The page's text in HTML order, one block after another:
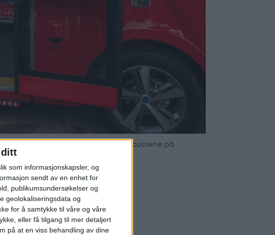
ditt
som informasjonskapsler, og
sendt av en enhet for
publikumsundersøkelser og
geolokaliseringsdata og
for å samtykke til våre og våre
eller få tilgang til mer detaljert
på at en viss behandling av dine
Året etter av de førerløse Ruter-bussene på